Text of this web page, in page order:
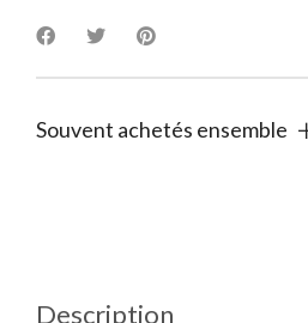
France
Souvent achetés ensemble
Description